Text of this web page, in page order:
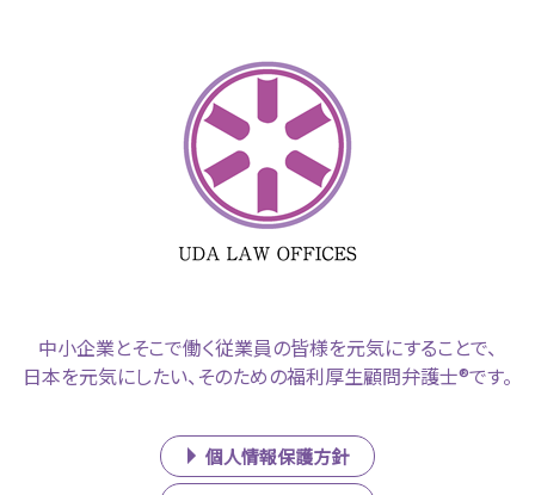
中小企業とそこで働く従業員の皆様を元気にすることで、
日本を元気にしたい、そのための福利厚生顧問弁護士®です。
個人情報保護方針